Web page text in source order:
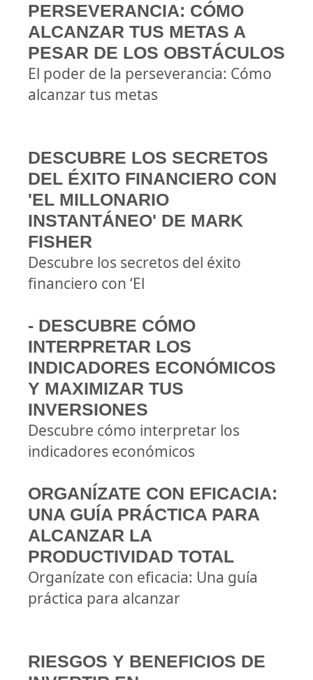
PERSEVERANCIA: CÓMO
ALCANZAR TUS METAS A
PESAR DE LOS OBSTÁCULOS
El poder de la perseverancia: Cómo
alcanzar tus metas
DESCUBRE LOS SECRETOS
DEL ÉXITO FINANCIERO CON
'EL MILLONARIO
INSTANTÁNEO' DE MARK
FISHER
Descubre los secretos del éxito
financiero con ‘El
- DESCUBRE CÓMO
INTERPRETAR LOS
INDICADORES ECONÓMICOS
Y MAXIMIZAR TUS
INVERSIONES
Descubre cómo interpretar los
indicadores económicos
ORGANÍZATE CON EFICACIA:
UNA GUÍA PRÁCTICA PARA
ALCANZAR LA
PRODUCTIVIDAD TOTAL
Organízate con eficacia: Una guía
práctica para alcanzar
RIESGOS Y BENEFICIOS DE